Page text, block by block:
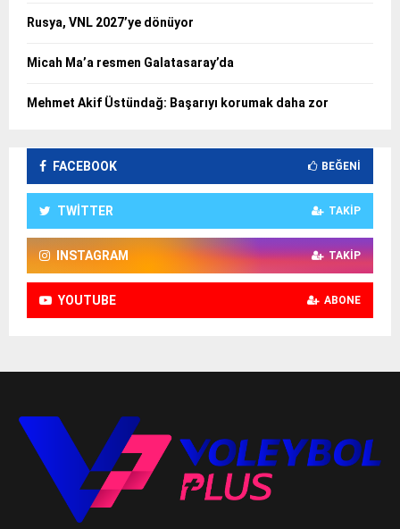
Rusya, VNL 2027’ye dönüyor
Micah Ma’a resmen Galatasaray’da
Mehmet Akif Üstündağ: Başarıyı korumak daha zor
FACEBOOK BEĞENI
TWITTER TAKIP
INSTAGRAM TAKIP
YOUTUBE ABONE